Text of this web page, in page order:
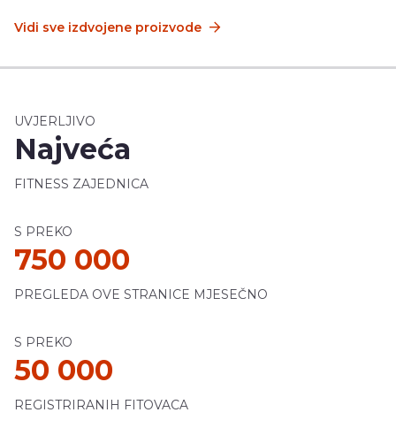
Vidi sve izdvojene proizvode
UVJERLJIVO
Najveća
FITNESS ZAJEDNICA
S PREKO
750 000
PREGLEDA OVE STRANICE MJESEČNO
S PREKO
50 000
REGISTRIRANIH FITOVACA